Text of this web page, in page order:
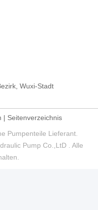
Wuxi-Stadt
| Seitenverzeichnis
Pumpenteile Lieferant.
Pump Co.,LtD . Alle